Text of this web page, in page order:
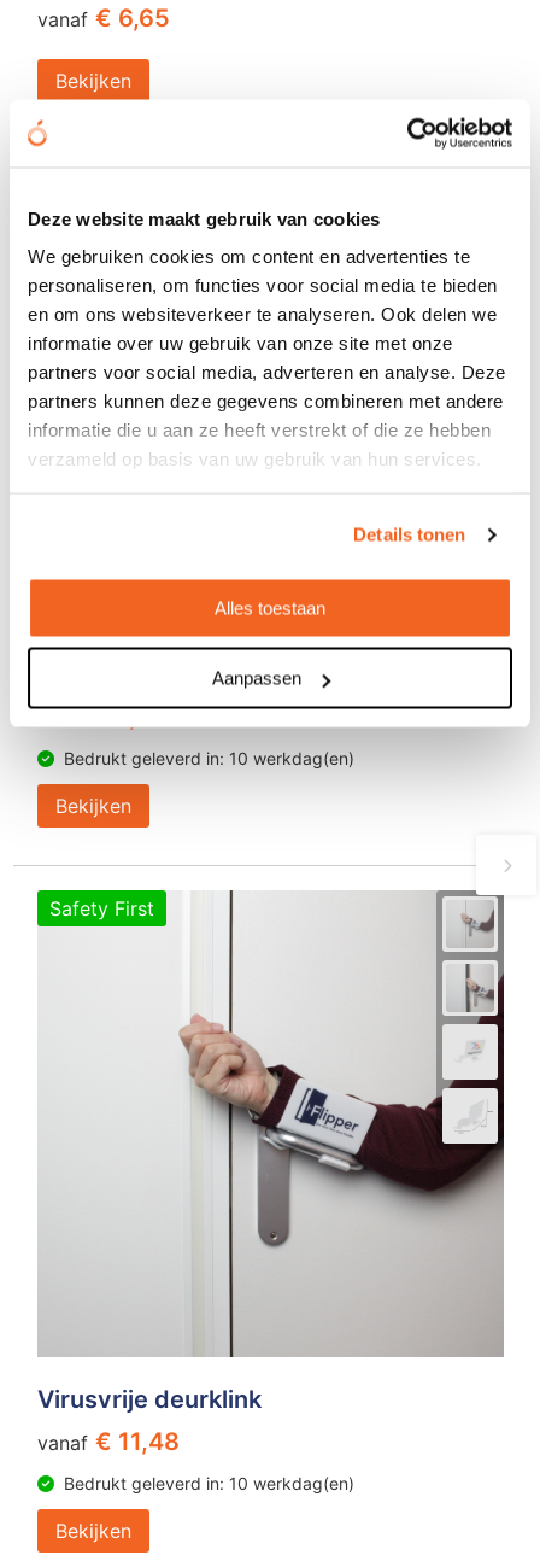
Deze website maakt gebruik van cookies
We gebruiken cookies om content en advertenties te
personaliseren, om functies voor social media te bieden
en om ons websiteverkeer te analyseren. Ook delen we
informatie over uw gebruik van onze site met onze
partners voor social media, adverteren en analyse. Deze
partners kunnen deze gegevens combineren met andere
informatie die u aan ze heeft verstrekt of die ze hebben
verzameld op basis van uw gebruik van hun services.
Details tonen
Alles toestaan
Aanpassen
vanaf € 6,65
Bekijken
Mondkapjes, all over bedrukt
vanaf € 1,86
Bedrukt geleverd in: 10 werkdag(en)
Bekijken
Safety First
Virusvrije deurklink
vanaf € 11,48
Bedrukt geleverd in: 10 werkdag(en)
Bekijken